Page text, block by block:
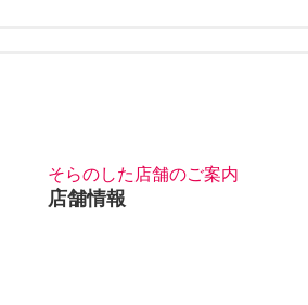
そらのした店舗のご案内
店舗情報